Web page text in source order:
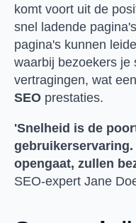
komt voort uit de
snel ladende
pagina's kunnen
waarbij bezoekers je
vertragingen, wat
SEO prestaties.
'Snelheid is de
opengaat, zullen
SEO-expert Jane